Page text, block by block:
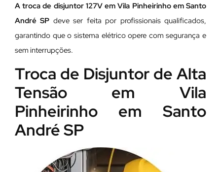
A troca de disjuntor 127V em Vila Pinheirinho em Santo
André SP deve ser feita por profissionais qualificados,
garantindo que o sistema elétrico opere com segurança e
sem interrupções.
Troca de Disjuntor de Alta
Tensão em Vila
Pinheirinho em Santo
André SP